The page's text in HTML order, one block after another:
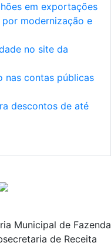
em exportações
modernização e
no site da
nas contas públicas
descontos de até
Municipal de Fazenda
de Receita